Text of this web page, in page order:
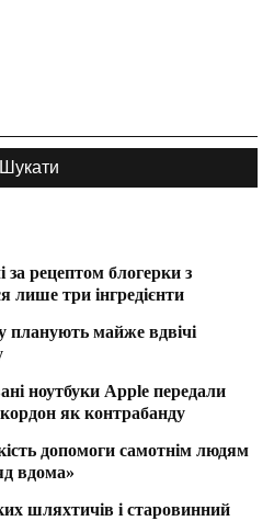
рецептом блогерки з
лише три інгредієнти
планують майже вдвічі
ноутбуки Apple передали
як контрабанду
допомоги самотнім людям
вдома»
шляхтичів і старовинний